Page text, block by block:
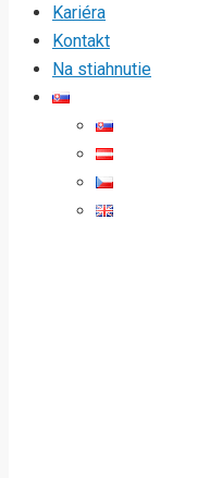
Kariéra
Kontakt
Na stiahnutie